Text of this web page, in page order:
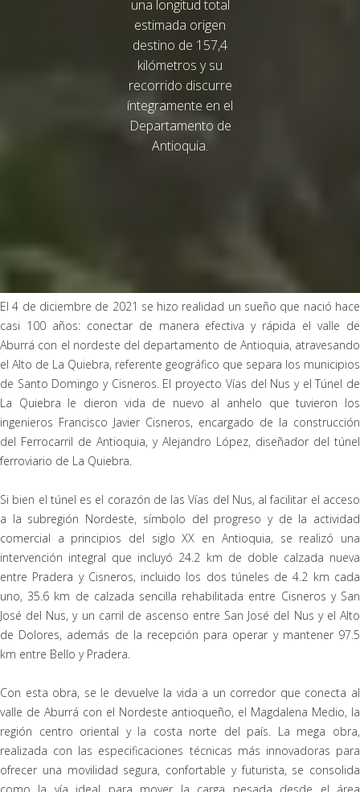
una longitud total
estimada origen
destino de 157,4
kilómetros y su
recorrido discurre
íntegramente en el
Departamento de
Antioquia.
El 4 de diciembre de 2021 se hizo realidad un sueño que nació hace
casi 100 años: conectar de manera efectiva y rápida el valle de
Aburrá con el nordeste del departamento de Antioquia, atravesando
el Alto de La Quiebra, referente geográfico que separa los municipios
de Santo Domingo y Cisneros. El proyecto Vías del Nus y el Túnel de
La Quiebra le dieron vida de nuevo al anhelo que tuvieron los
ingenieros Francisco Javier Cisneros, encargado de la construcción
del Ferrocarril de Antioquia, y Alejandro López, diseñador del túnel
ferroviario de La Quiebra.
Si bien el túnel es el corazón de las Vías del Nus, al facilitar el acceso
a la subregión Nordeste, símbolo del progreso y de la actividad
comercial a principios del siglo XX en Antioquia, se realizó una
intervención integral que incluyó 24.2 km de doble calzada nueva
entre Pradera y Cisneros, incluido los dos túneles de 4.2 km cada
uno, 35.6 km de calzada sencilla rehabilitada entre Cisneros y San
José del Nus, y un carril de ascenso entre San José del Nus y el Alto
de Dolores, además de la recepción para operar y mantener 97.5
km entre Bello y Pradera.
Con esta obra, se le devuelve la vida a un corredor que conecta al
valle de Aburrá con el Nordeste antioqueño, el Magdalena Medio, la
región centro oriental y la costa norte del país. La mega obra,
realizada con las especificaciones técnicas más innovadoras para
ofrecer una movilidad segura, confortable y futurista, se consolida